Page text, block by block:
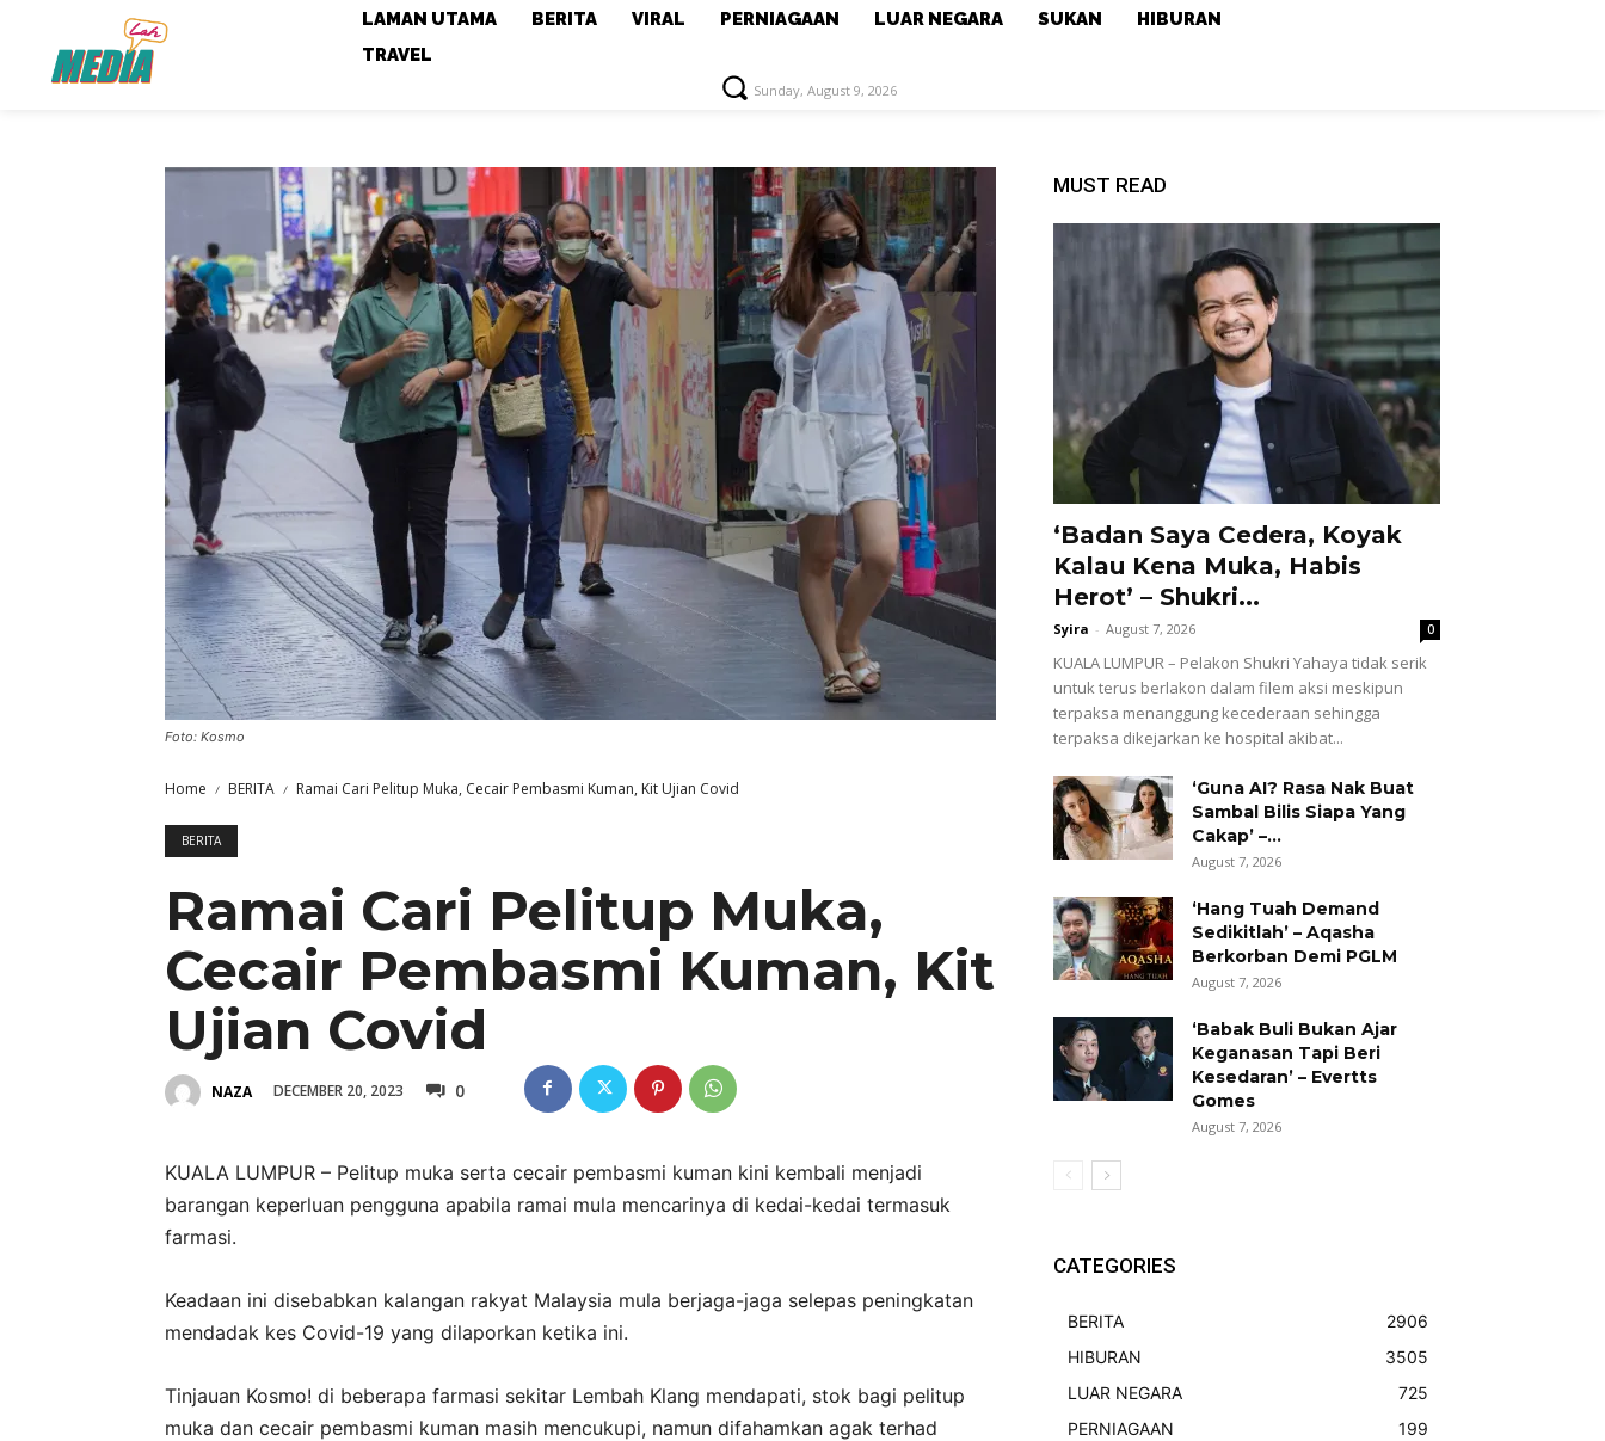
LAMAN UTAMA BERITA VIRAL PERNIAGAAN LUAR NEGARA SUKAN
HIBURAN
TRAVEL
Sunday, August 9, 2026
Foto: Kosmo
Home BERITA Ramai Cari Pelitup Muka, Cecair Pembasmi Kuman, Kit Ujian Covid
BERITA
Ramai Cari Pelitup Muka,
Cecair Pembasmi Kuman, Kit
Ujian Covid
NAZA DECEMBER 20, 2023 0
KUALA LUMPUR – Pelitup muka serta cecair pembasmi kuman kini kembali menjadi
barangan keperluan pengguna apabila ramai mula mencarinya di kedai-kedai termasuk
farmasi.
Keadaan ini disebabkan kala­ngan rakyat Malaysia mula berjaga-jaga selepas peningkatan
mendadak kes Covid-19 yang dilaporkan ketika ini.
Tinjauan Kosmo! di beberapa farmasi sekitar Lembah Klang mendapati, stok bagi pelitup
muka dan cecair pembasmi kuman masih mencukupi, namun difahamkan agak terhad
MUST READ
‘Badan Saya Cedera, Koyak
Kalau Kena Muka, Habis
Herot’ – Shukri...
Syira - August 7, 2026 0
KUALA LUMPUR – Pelakon Shukri Yahaya tidak serik
untuk terus berlakon dalam filem aksi meskipun
terpaksa menanggung kecederaan sehingga
terpaksa dikejarkan ke hospital akibat...
‘Guna AI? Rasa Nak Buat
Sambal Bilis Siapa Yang
Cakap’ –...
August 7, 2026
‘Hang Tuah Demand
Sedikitlah’ – Aqasha
Berkorban Demi PGLM
August 7, 2026
‘Babak Buli Bukan Ajar
Keganasan Tapi Beri
Kesedaran’ – Evertts
Gomes
August 7, 2026
CATEGORIES
BERITA
2906
HIBURAN
3505
LUAR NEGARA
725
PERNIAGAAN
199